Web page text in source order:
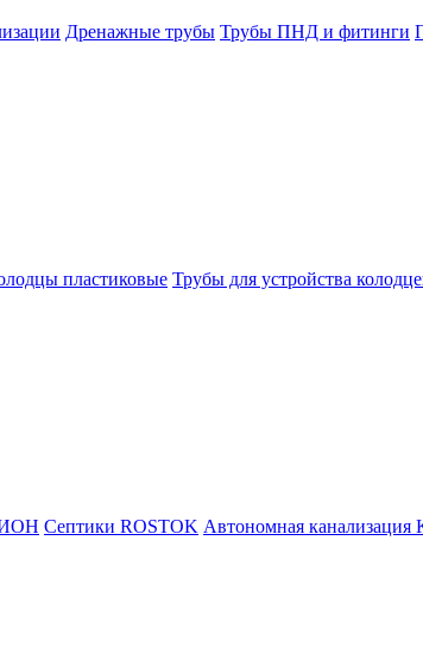
Дренажные трубы Трубы ПНД и фитинги
пластиковые Трубы для устройства
Септики ROSTOK Автономная канализация